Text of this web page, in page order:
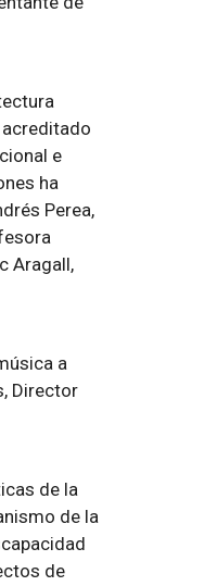
e
ha
Perea,
Aragall,
a
Director
de la
de la
de